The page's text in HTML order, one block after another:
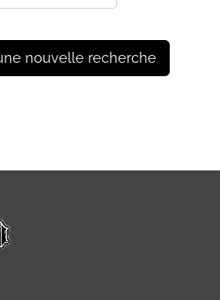
nouvelle recherche